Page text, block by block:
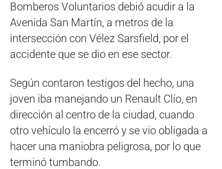
Bomberos Voluntarios debió acudir a la
Avenida San Martín, a metros de la
intersección con Vélez Sarsfield, por el
accidente que se dio en ese sector.
Según contaron testigos del hecho, una
joven iba manejando un Renault Clío, en
dirección al centro de la ciudad, cuando
otro vehículo la encerró y se vio obligada a
hacer una maniobra peligrosa, por lo que
terminó tumbando.